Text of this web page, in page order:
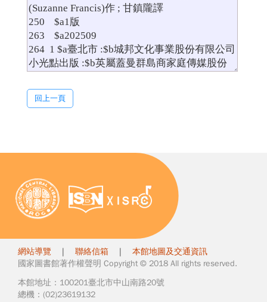
回上一頁
網站導覽 | 聯絡信箱 | 本館地圖及交通資訊
國家圖書館著作權聲明 Copyright © 2018 All rights reserved.
本館地址：100201臺北市中山南路20號
總機：(02)23619132